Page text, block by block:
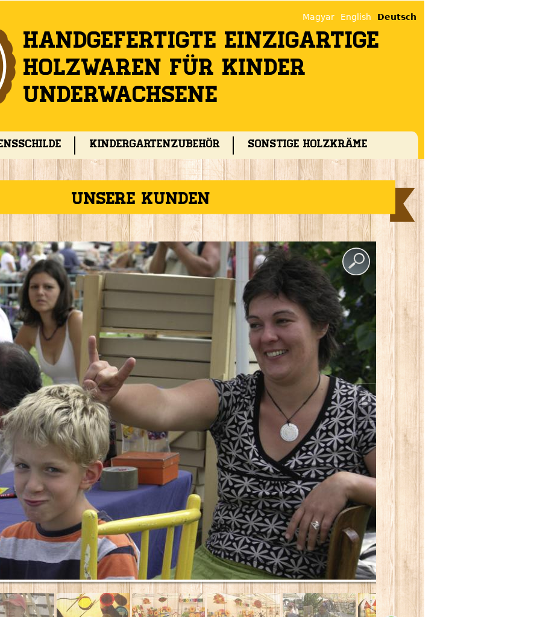
Handgefertigte einzigartige
Holzwaren für Kinder
undErwachsene
Magyar English Deutsch
Kindergartenzubehör Sonstige HolzKräme
Unsere Kunden